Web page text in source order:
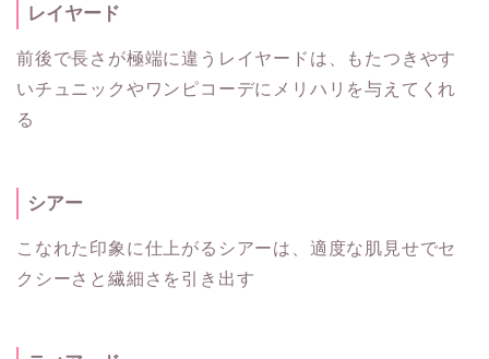
レイヤード
前後で長さが極端に違うレイヤードは、もたつきやす
いチュニックやワンピコーデにメリハリを与えてくれ
る
シアー
こなれた印象に仕上がるシアーは、適度な肌見せでセ
クシーさと繊細さを引き出す